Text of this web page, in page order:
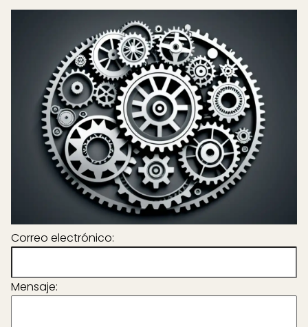
Correo electrónico:
Mensaje: